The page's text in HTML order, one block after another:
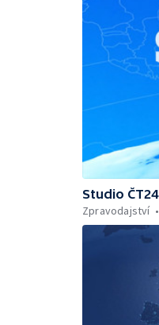
Studio ČT24
Zpravodajství